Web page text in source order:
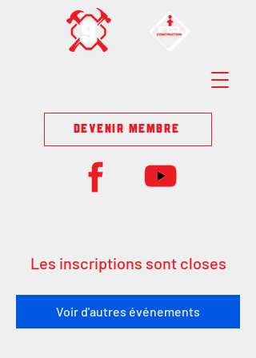
DEVENIR MEMBRE
Les inscriptions sont closes
Voir d'autres événements